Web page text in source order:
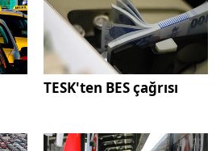
TESK'ten BES çağrısı